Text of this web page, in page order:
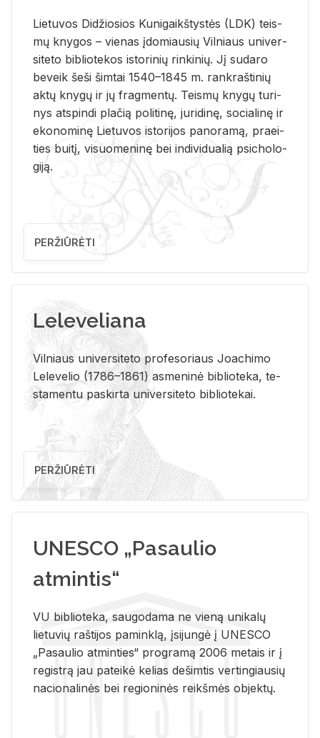
Lie­tu­vos Di­džio­sios Ku­ni­gaikš­tys­tės (LDK) teis­
mų kny­gos – vie­nas įdo­miau­sių Vil­niaus uni­ver­
si­te­to bi­b­lio­te­kos is­to­ri­nių rin­ki­nių. Jį su­da­ro
be­veik šeši šim­tai 1540–1845 m. rank­raš­ti­nių
aktų kny­gų ir jų frag­men­tų. Teis­mų kny­gų tu­ri­
nys at­spin­di pla­čią po­li­ti­nę, ju­ri­di­nę, so­cia­li­nę ir
eko­no­mi­nę Lie­tu­vos is­to­ri­jos pa­no­ra­mą, pra­ei­
ties bui­tį, vi­suo­me­ni­nę bei in­di­vi­dua­lią psi­cho­lo­
gi­ją.
PERŽIŪRĖTI
Leleveliana
Vil­niaus uni­ver­si­te­to pro­fe­so­riaus Jo­a­chi­mo
Le­le­ve­lio (1786–1861) as­me­ni­nė bi­b­lio­te­ka, te­
sta­men­tu pa­skir­ta uni­ver­si­te­to bi­b­lio­te­kai.
PERŽIŪRĖTI
UNESCO „Pasaulio
atmintis“
VU biblioteka, saugodama ne vieną unikalų
lietuvių raštijos paminklą, įsijungė į UNESCO
„Pasaulio atminties“ programą 2006 metais ir į
registrą jau pateikė kelias dešimtis vertingiausių
nacionalinės bei regioninės reikšmės objektų.